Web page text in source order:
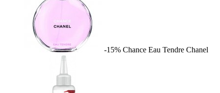
-15% Chance Eau Tendre Chanel